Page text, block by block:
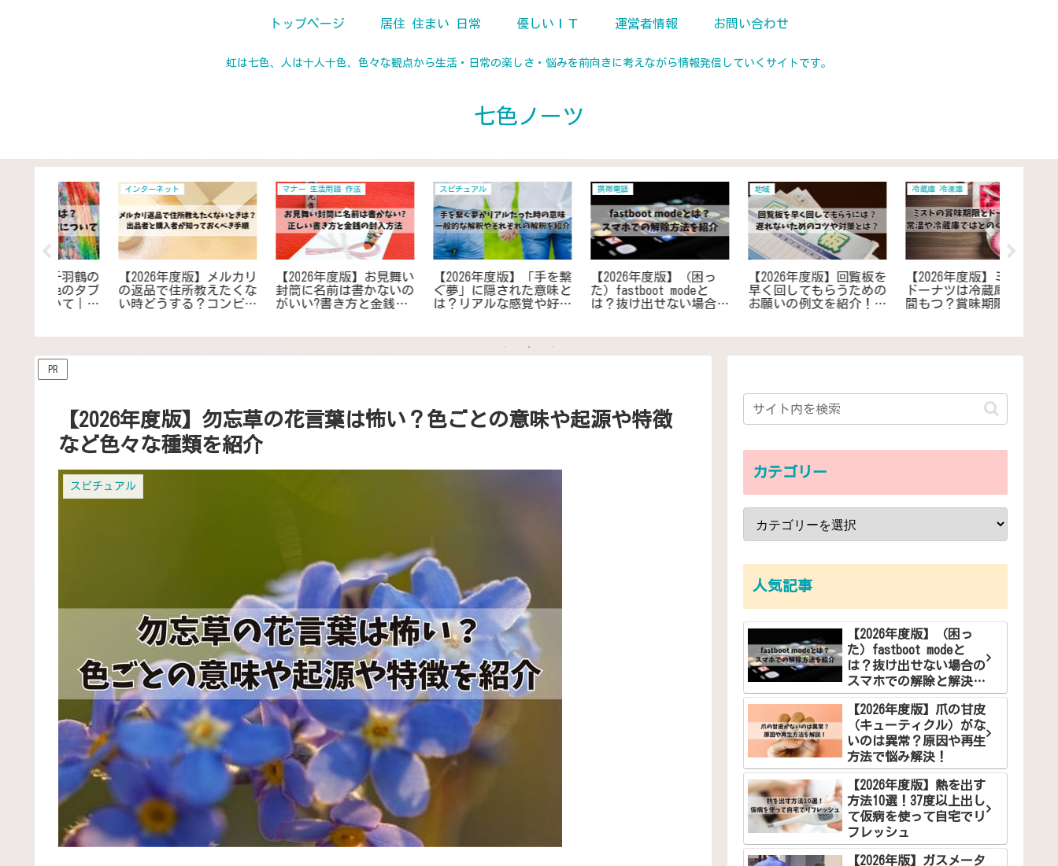
虹は七色、人は十人十色、色々な観点から生活・日常の楽しさ・悩みを前向きに考えながら情報発信していくサイトです。
七色ノーツ
トップページ 居住 住まい 日常 優しいＩＴ 運営者情報 お問い合わせ
携帯電話
【2026年度版】（困っ
た）fastboot modeと
は？抜け出せない場合の
【2026年度版】回覧板を
早く回してもらうための
お願いの例文を紹介！遅
【2026年度版】ミスドの
ドーナツは冷蔵庫で1週
間もつ？賞味期限は買っ
居住 住まい 日常
【2026年度版】冷蔵庫の
背面を隠す簡単DIY！100
均カバー＆パーテーショ
【2026年度版】熱を出す
方法10選！37度以上出し
て仮病を使って自宅でリ
日用品 雑貨 家電
【2026年度版】洗濯機片
寄りが多く困る｜防止グ
ッズは100均商品でも使
PR
【2026年度版】勿忘草の花言葉は怖い？色ごとの意味や起源や特徴
など色々な種類を紹介
スピチュアル
カテゴリー
人気記事
【2026年度版】（困っ
た）fastboot modeと
は？抜け出せない場合の
スマホでの解除と解決方
法
【2026年度版】爪の甘皮
（キューティクル）がな
いのは異常？原因や再生
方法で悩み解決！
【2026年度版】熱を出す
方法10選！37度以上出し
て仮病を使って自宅でリ
フレッシュ
【2026年版】ガスメータ